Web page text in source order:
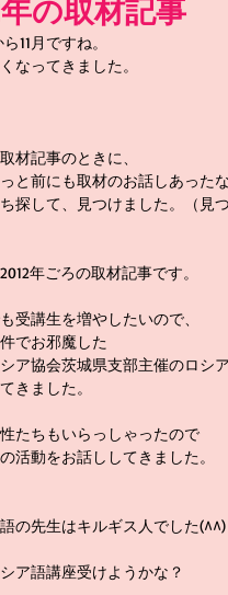
の取材記事
11月ですね。
なってきました。
材記事のときに、
と前にも取材のお話しあった
探して、見つけました。（見
年ごろの取材記事です。
受講生を増やしたいので、
でお邪魔した
ア協会茨城県支部主催のロシ
きました。
たちもいらっしゃったので
活動をお話ししてきました。
の先生はキルギス人でした(^^)
ア語講座受けようかな？